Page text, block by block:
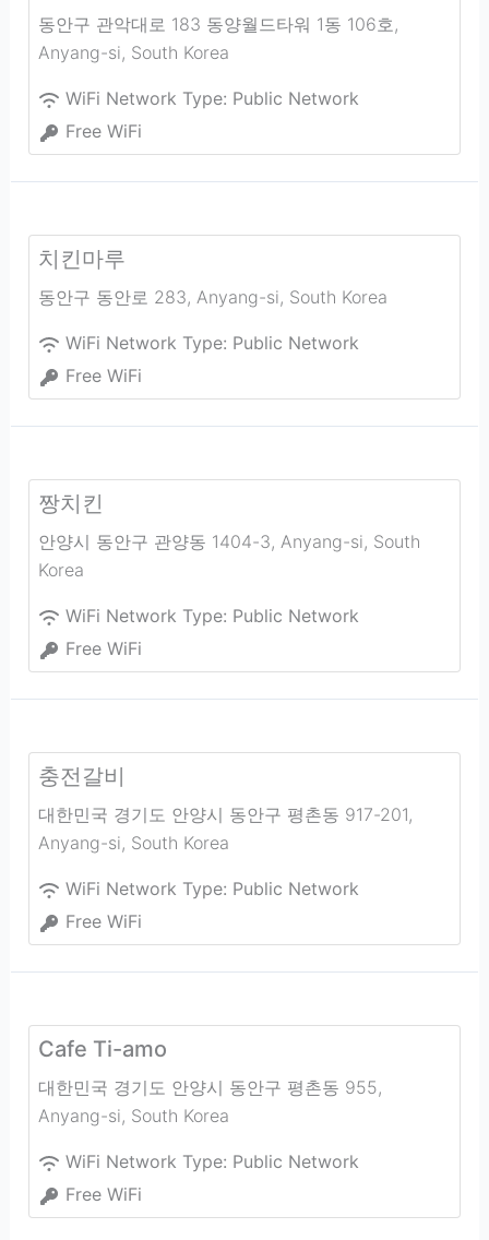
동안구 관악대로 183 동양월드타워 1동 106호,
Anyang-si, South Korea
WiFi Network Type: Public Network
Free WiFi
치킨마루
동안구 동안로 283, Anyang-si, South Korea
WiFi Network Type: Public Network
Free WiFi
짱치킨
안양시 동안구 관양동 1404-3, Anyang-si, South
Korea
WiFi Network Type: Public Network
Free WiFi
충전갈비
대한민국 경기도 안양시 동안구 평촌동 917-201,
Anyang-si, South Korea
WiFi Network Type: Public Network
Free WiFi
Cafe Ti-amo
대한민국 경기도 안양시 동안구 평촌동 955,
Anyang-si, South Korea
WiFi Network Type: Public Network
Free WiFi